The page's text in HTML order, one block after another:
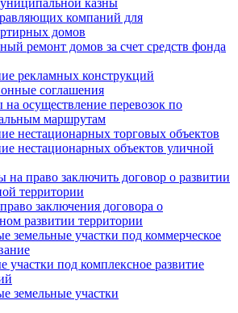
казны
компаний для
домов
ремонт домов за счет средств фонда
рекламных конструкций
соглашения
осуществление перевозок по
маршрутам
нестационарных торговых объектов
нестационарных объектов уличной
право заключить договор о развитии
территории
заключения договора о
развитии территории
земельные участки под коммерческое
участки под комплексное развитие
земельные участки